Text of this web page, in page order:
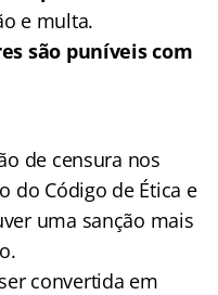
e multa.
são puníveis com
de censura nos
do Código de Ética e
uma sanção mais
convertida em